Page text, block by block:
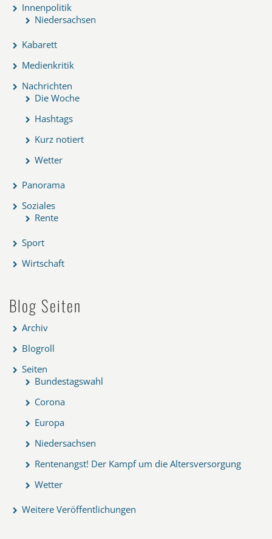
Innenpolitik
Niedersachsen
Kabarett
Medienkritik
Nachrichten
Die Woche
Hashtags
Kurz notiert
Wetter
Panorama
Soziales
Rente
Sport
Wirtschaft
Blog Seiten
Archiv
Blogroll
Seiten
Bundestagswahl
Corona
Europa
Niedersachsen
Rentenangst! Der Kampf um die Altersversorgung
Wetter
Weitere Veröffentlichungen